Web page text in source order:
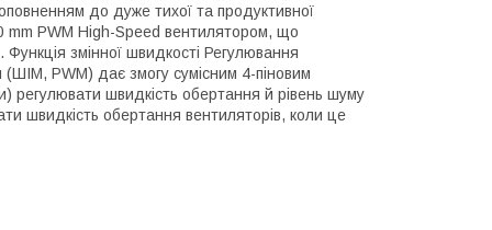
до дуже тихої та продуктивної
PWM High-Speed вентилятором, що
змінної швидкості Регулювання
PWM) дає змогу сумісним 4-піновим
регулювати швидкість обертання й рівень шуму
швидкість обертання вентиляторів, коли це